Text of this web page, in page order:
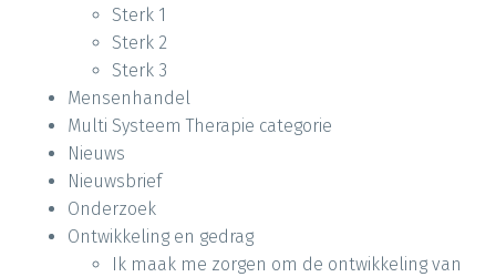
Sterk 1
Sterk 2
Sterk 3
Mensenhandel
Multi Systeem Therapie categorie
Nieuws
Nieuwsbrief
Onderzoek
Ontwikkeling en gedrag
Ik maak me zorgen om de ontwikkeling van